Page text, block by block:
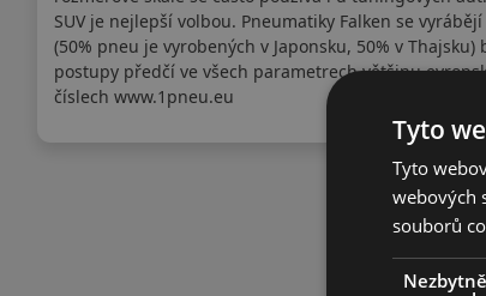
SUV je nejlepší volbou. Pneumatiky Falken se
(50% pneu je vyrobených v Japonsku, 50% v
postupy předčí ve všech parametrech většinu
číslech www.1pneu.eu
Tyto
Tyto
webových
souborů